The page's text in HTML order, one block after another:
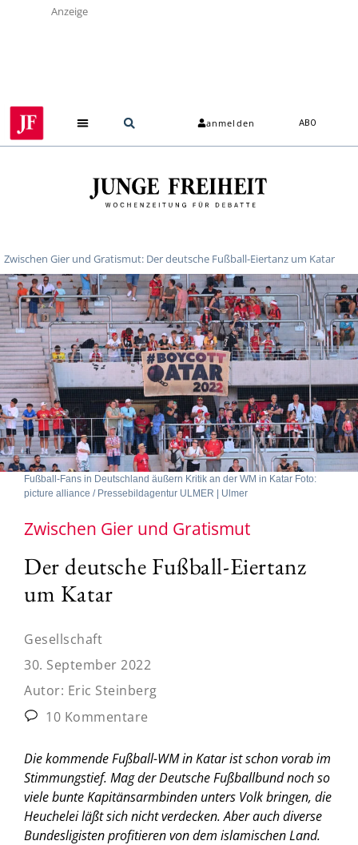
Anzeige
anmelden ABO
Zwischen Gier und Gratismut: Der deutsche Fußball-Eiertanz um Katar
Fußball-Fans in Deutschland äußern Kritik an der WM in Katar Foto:
picture alliance / Pressebildagentur ULMER | Ulmer
Zwischen Gier und Gratismut
Der deutsche Fußball-Eiertanz
um Katar
Gesellschaft
30. September 2022
Autor: Eric Steinberg
10 Kommentare
Die kommende Fußball-WM in Katar ist schon vorab im
Stimmungstief. Mag der Deutsche Fußballbund noch so
viele bunte Kapitänsarmbinden unters Volk bringen, die
Heuchelei läßt sich nicht verdecken. Aber auch diverse
Bundesligisten profitieren von dem islamischen Land.